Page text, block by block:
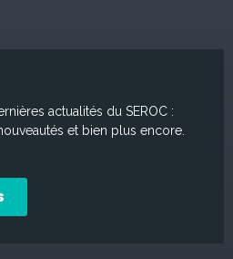
actualités du SEROC :
et bien plus encore.